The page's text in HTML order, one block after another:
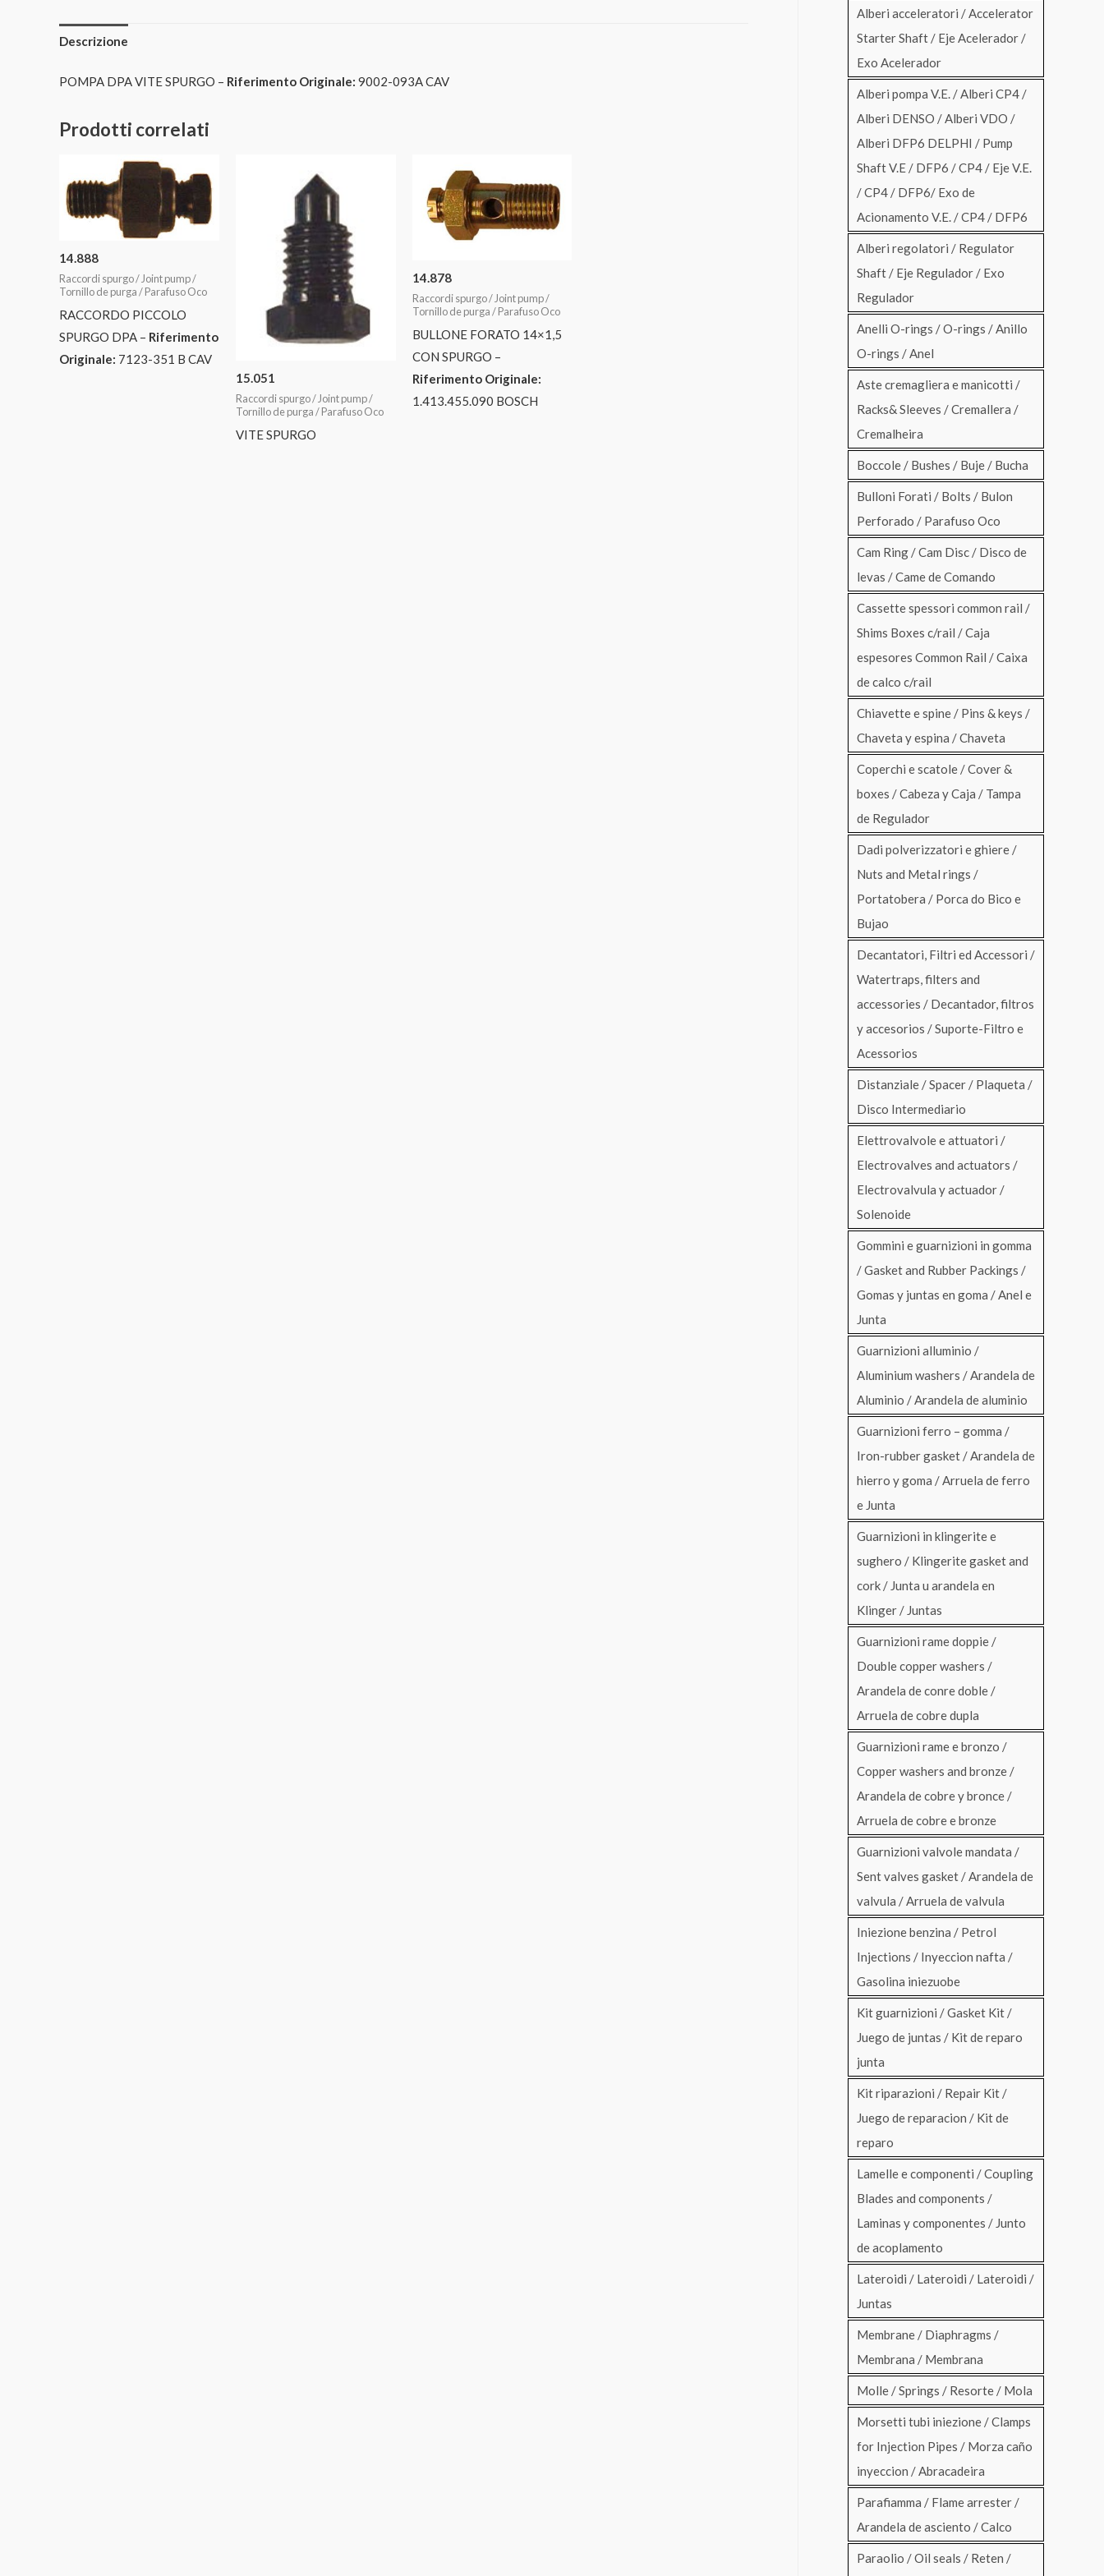
Descrizione
POMPA DPA VITE SPURGO – Riferimento Originale: 9002-093A CAV
Prodotti correlati
14.888
Raccordi spurgo / Joint pump /
Tornillo de purga / Parafuso Oco
RACCORDO PICCOLO
SPURGO DPA – Riferimento
Originale: 7123-351 B CAV
15.051
Raccordi spurgo / Joint pump /
Tornillo de purga / Parafuso Oco
VITE SPURGO
14.878
Raccordi spurgo / Joint pump /
Tornillo de purga / Parafuso Oco
BULLONE FORATO 14×1,5
CON SPURGO –
Riferimento Originale:
1.413.455.090 BOSCH
Alberi acceleratori / Accelerator
Starter Shaft / Eje Acelerador /
Exo Acelerador
Alberi pompa V.E. / Alberi CP4 /
Alberi DENSO / Alberi VDO /
Alberi DFP6 DELPHI / Pump
Shaft V.E / DFP6 / CP4 / Eje V.E.
/ CP4 / DFP6/ Exo de
Acionamento V.E. / CP4 / DFP6
Alberi regolatori / Regulator
Shaft / Eje Regulador / Exo
Regulador
Anelli O-rings / O-rings / Anillo
O-rings / Anel
Aste cremagliera e manicotti /
Racks& Sleeves / Cremallera /
Cremalheira
Boccole / Bushes / Buje / Bucha
Bulloni Forati / Bolts / Bulon
Perforado / Parafuso Oco
Cam Ring / Cam Disc / Disco de
levas / Came de Comando
Cassette spessori common rail /
Shims Boxes c/rail / Caja
espesores Common Rail / Caixa
de calco c/rail
Chiavette e spine / Pins & keys /
Chaveta y espina / Chaveta
Coperchi e scatole / Cover &
boxes / Cabeza y Caja / Tampa
de Regulador
Dadi polverizzatori e ghiere /
Nuts and Metal rings /
Portatobera / Porca do Bico e
Bujao
Decantatori, Filtri ed Accessori /
Watertraps, filters and
accessories / Decantador, filtros
y accesorios / Suporte-Filtro e
Acessorios
Distanziale / Spacer / Plaqueta /
Disco Intermediario
Elettrovalvole e attuatori /
Electrovalves and actuators /
Electrovalvula y actuador /
Solenoide
Gommini e guarnizioni in gomma
/ Gasket and Rubber Packings /
Gomas y juntas en goma / Anel e
Junta
Guarnizioni alluminio /
Aluminium washers / Arandela de
Aluminio / Arandela de aluminio
Guarnizioni ferro – gomma /
Iron-rubber gasket / Arandela de
hierro y goma / Arruela de ferro
e Junta
Guarnizioni in klingerite e
sughero / Klingerite gasket and
cork / Junta u arandela en
Klinger / Juntas
Guarnizioni rame doppie /
Double copper washers /
Arandela de conre doble /
Arruela de cobre dupla
Guarnizioni rame e bronzo /
Copper washers and bronze /
Arandela de cobre y bronce /
Arruela de cobre e bronze
Guarnizioni valvole mandata /
Sent valves gasket / Arandela de
valvula / Arruela de valvula
Iniezione benzina / Petrol
Injections / Inyeccion nafta /
Gasolina iniezuobe
Kit guarnizioni / Gasket Kit /
Juego de juntas / Kit de reparo
junta
Kit riparazioni / Repair Kit /
Juego de reparacion / Kit de
reparo
Lamelle e componenti / Coupling
Blades and components /
Laminas y componentes / Junto
de acoplamento
Lateroidi / Lateroidi / Lateroidi /
Juntas
Membrane / Diaphragms /
Membrana / Membrana
Molle / Springs / Resorte / Mola
Morsetti tubi iniezione / Clamps
for Injection Pipes / Morza caño
inyeccion / Abracadeira
Parafiamma / Flame arrester /
Arandela de asciento / Calco
Paraolio / Oil seals / Reten /